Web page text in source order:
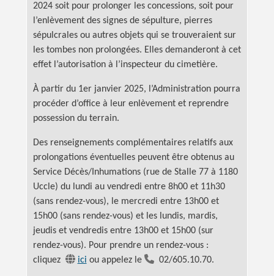
2024 soit pour prolonger les concessions, soit pour
l’enlèvement des signes de sépulture, pierres
sépulcrales ou autres objets qui se trouveraient sur
les tombes non prolongées. Elles demanderont à cet
effet l’autorisation à l’inspecteur du cimetière.
À partir du 1er janvier 2025, l’Administration pourra
procéder d’office à leur enlèvement et reprendre
possession du terrain.
Des renseignements complémentaires relatifs aux
prolongations éventuelles peuvent être obtenus au
Service Décès/Inhumations (rue de Stalle 77 à 1180
Uccle) du lundi au vendredi entre 8h00 et 11h30
(sans rendez-vous), le mercredi entre 13h00 et
15h00 (sans rendez-vous) et les lundis, mardis,
jeudis et vendredis entre 13h00 et 15h00 (sur
rendez-vous). Pour prendre un rendez-vous :
cliquez
ici ou appelez le 02/605.10.70.